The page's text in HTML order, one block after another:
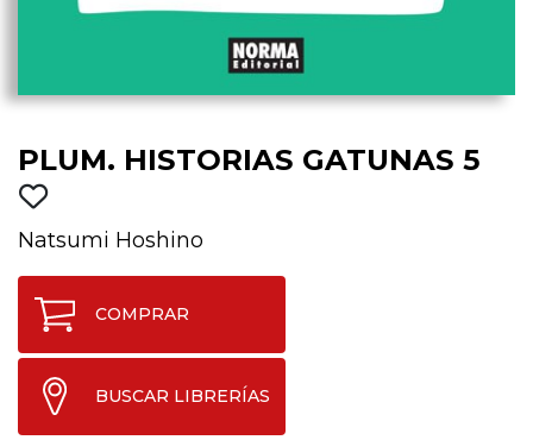
PLUM. HISTORIAS GATUNAS 5
Natsumi Hoshino
COMPRAR
BUSCAR LIBRERÍAS